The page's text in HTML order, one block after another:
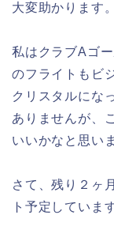
大変助かります
私はクラブAゴ
のフライトもビ
クリスタルにな
ありませんが、
いいかなと思い
さて、残り２ヶ
ト予定していま